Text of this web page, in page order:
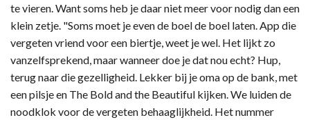
te vieren. Want soms heb je daar niet meer voor nodig dan een
klein zetje. "Soms moet je even de boel de boel laten. App die
vergeten vriend voor een biertje, weet je wel. Het lijkt zo
vanzelfsprekend, maar wanneer doe je dat nou echt? Hup,
terug naar die gezelligheid. Lekker bij je oma op de bank, met
een pilsje en The Bold and the Beautiful kijken. We luiden de
noodklok voor de vergeten behaaglijkheid. Het nummer